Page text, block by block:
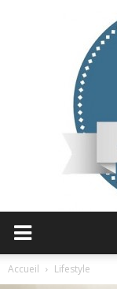
Accueil Lifestyle